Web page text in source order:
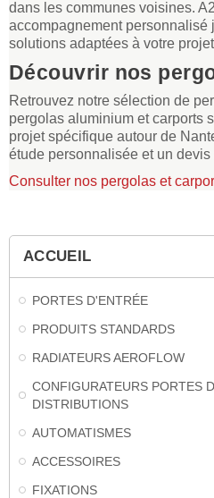
ACCUEIL
PORTES D'ENTRÉE
PRODUITS STANDARDS
RADIATEURS AEROFLOW
CONFIGURATEURS PORTES
DISTRIBUTIONS
AUTOMATISMES
ACCESSOIRES
FIXATIONS
dans les communes voisines.
accompagnement personnalisé
solutions adaptées à votre
Découvrir nos
Retrouvez notre sélection de
pergolas aluminium et carports
projet spécifique autour de
étude personnalisée et un
Consulter nos pergolas et